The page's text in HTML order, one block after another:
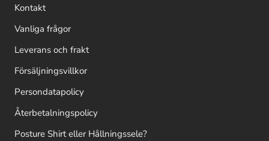
Kontakt
Vanliga frågor
Leverans och frakt
Försäljningsvillkor
Persondatapolicy
Återbetalningspolicy
Posture Shirt eller Hållningssele?